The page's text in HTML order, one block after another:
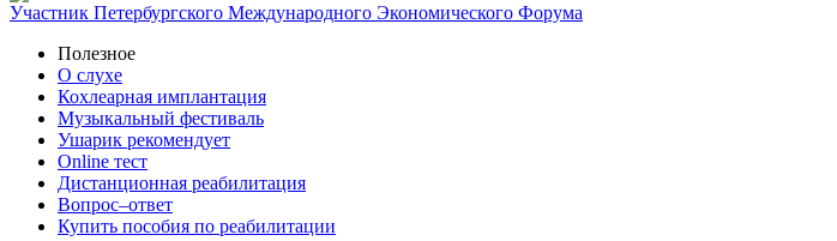
Участник Петербургского Международного Экономического Форума
Полезное
О слухе
Кохлеарная имплантация
Музыкальный фестиваль
Ушарик рекомендует
Online тест
Дистанционная реабилитация
Вопрос–ответ
Купить пособия по реабилитации